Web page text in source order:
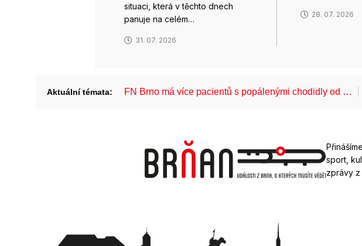
situaci, která v těchto dnech
panuje na celém…
31. 07. 2026
28. 07. 2026
Aktuální témata: FN Brno má více pacientů s popálenými chodidly od …
sport,
zprávy z